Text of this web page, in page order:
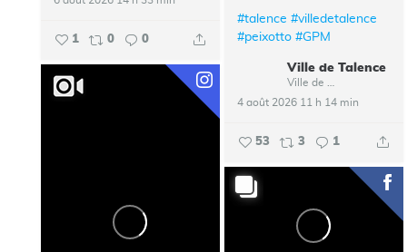
1 0 0
#talence #villedetalence
#peixotto #GPM
Ville de Talence
4 août 2026 11 h 14 min
53 3 1